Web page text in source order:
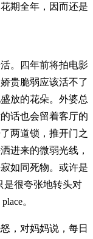
期全年，因而还是
。四年前将拍电影
贵脆弱应该活不了
放的花朵。外婆总
话也会留着客厅的
两道锁，推开门之
进来的微弱光线，
如同死物。或许是
是很夸张地转头对
。
，对妈妈说，每日